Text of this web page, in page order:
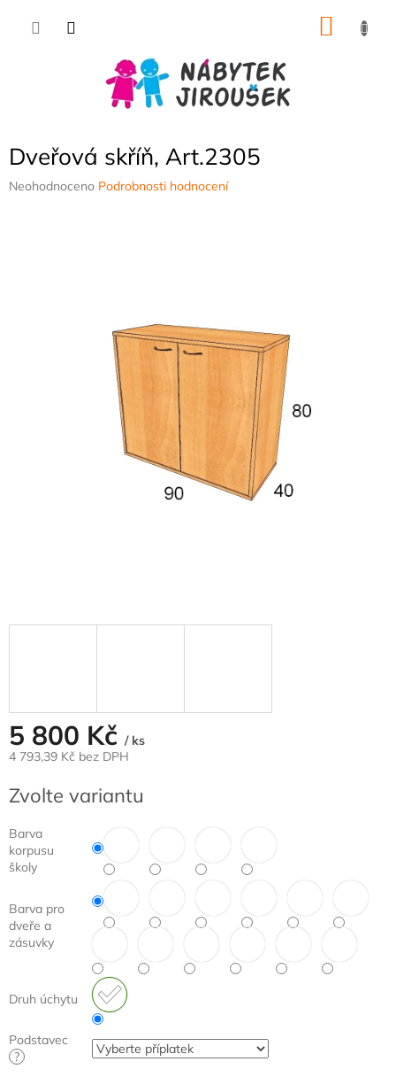
Dveřová skříň, Art.2305
Průměrné
Neohodnoceno Podrobnosti hodnocení
5 800 Kč / ks
4 793,39 Kč bez DPH
cena:
Zvolte variantu
Barva
korpusu
školy
Barva pro
dveře a
zásuvky
Druh úchytu
Podstavec
?